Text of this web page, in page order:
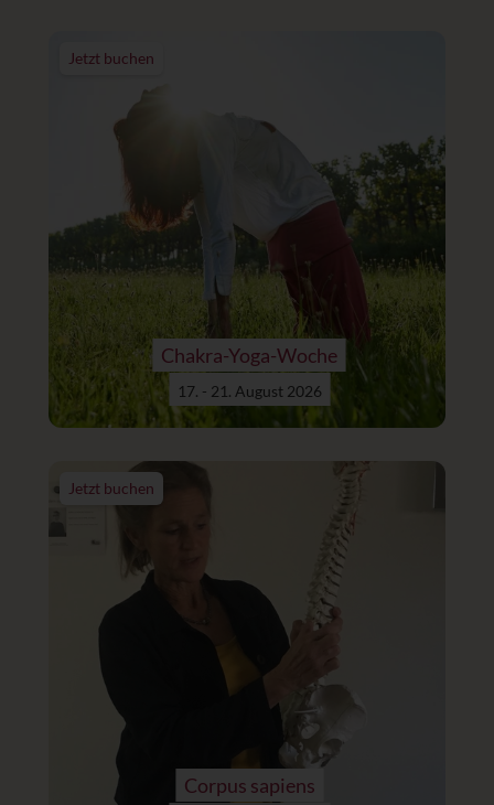
Jetzt buchen
Chakra-Yoga-Woche
17. - 21. August 2026
Jetzt buchen
Corpus sapiens